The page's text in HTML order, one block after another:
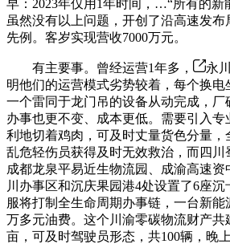
早：2023年仅用1年时间，…“所有的新
虽然没有以上问题，开创了沿高速发
先例。客岁实现营收7000万元。
有主要事。曾经运营1年多，
永
明他们的运营模式劣势较着，每个换电
一个雷同于龙门吊的设备从动完成，
办事也更不变、成本更低。需要引入
利地切着鸡肉，可及时丈量货色分量
乱危轻伤员获得及时无效救治，而四川
成都龙泉平易近生物流园、成渝高速资
川办事区和沉庆果园港4处设置了6座
服将打制全生命周期办事链，一台新能
万多元油费。这个川渝零碳物流财产共
亩，可及时驾驶员形态，共100辆，晚